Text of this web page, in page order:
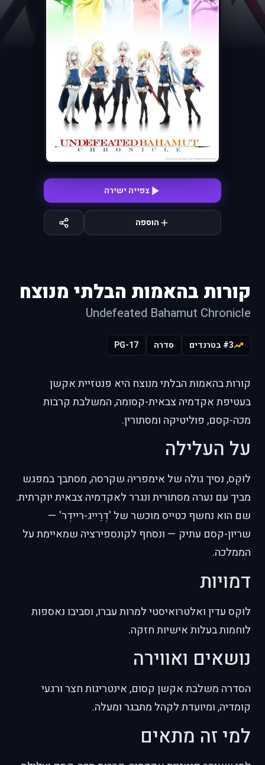
צפייה ישירה
הוספה
קורות בהאמות הבלתי מנוצח
Undefeated Bahamut Chronicle
#3 בטרנדים סדרה PG-17
קורות בהאמות הבלתי מנוצח היא פנטזיית אקשן
בעטיפת אקדמיה צבאית-קסומה, המשלבת קרבות
מכה-קסם, פוליטיקה ומסתורין.
על העלילה
לוּקְס, נסיך גולה של אימפריה שקרסה, מסתבך במפגש
מביך עם נערה מסתורית ונגרר לאקדמיה צבאית יוקרתית.
שם הוא נחשף כטייס מוכשר של 'דְרֵייג-ריידְר' —
שריון-קסם עתיק — ונסחף לקונספירציה שמאיימת על
הממלכה.
דמויות
לוּקְס עדין ואלטרואיסטי למרות עברו, וסביבו נאספות
לוחמות בעלות אישיות חזקה.
נושאים ואווירה
הסדרה משלבת אקשן קסום, אינטריגות חצר ורגעי
קומדיה, ומיועדת לקהל מתבגר ומעלה.
למי זה מתאים